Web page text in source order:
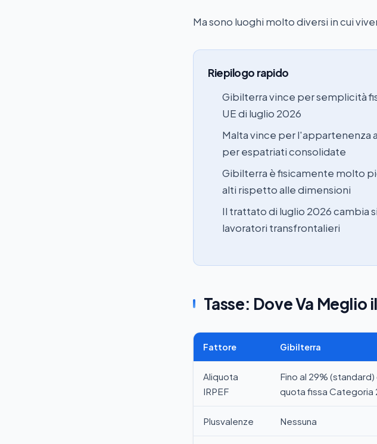
Ma sono luoghi molto diversi in cui
Riepilogo rapido
Gibilterra vince per semplicità
UE di luglio 2026
Malta vince per l'appartenenza
per espatriati consolidate
Gibilterra è fisicamente molto
alti rispetto alle dimensioni
Il trattato di luglio 2026 cambia
lavoratori transfrontalieri
Tasse: Dove Va Meglio
Fattore Gibilterra
Aliquota
IRPEF
Fino al 29% (standard)
quota fissa Categoria
Plusvalenze Nessuna